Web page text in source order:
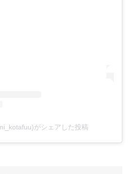
がシェアした投稿